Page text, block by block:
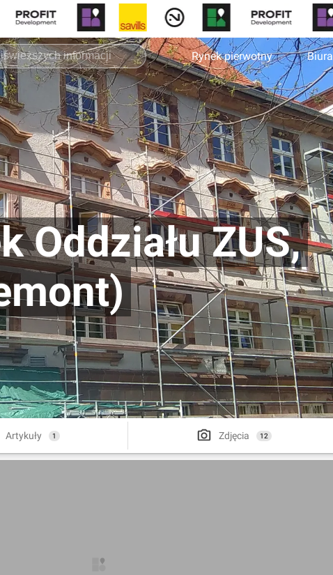
Rynek pierwotny Biura
Oddziału ZUS,
Artykuły 1 Zdjęcia 12